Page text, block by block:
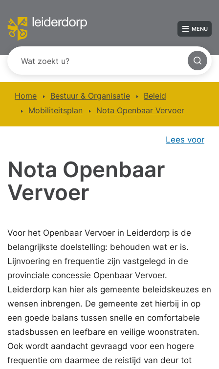
MENU
Home Bestuur & Organisatie
Beleid
Mobiliteitsplan
Nota Openbaar Vervoer
Lees voor
Nota Openbaar
Vervoer
Voor het Openbaar Vervoer in Leiderdorp is de
belangrijkste doelstelling: behouden wat er is.
Lijnvoering en frequentie zijn vastgelegd in de
provinciale concessie Openbaar Vervoer.
Leiderdorp kan hier als gemeente beleidskeuzes en
wensen inbrengen. De gemeente zet hierbij in op
een goede balans tussen snelle en comfortabele
stadsbussen en leefbare en veilige woonstraten.
Ook wordt aandacht gevraagd voor een hogere
frequentie om daarmee de reistijd van deur tot